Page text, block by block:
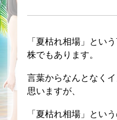
「夏枯れ相場」とい
株でもあります。
言葉からなんとなく
思いますが、
「夏枯れ相場」とい